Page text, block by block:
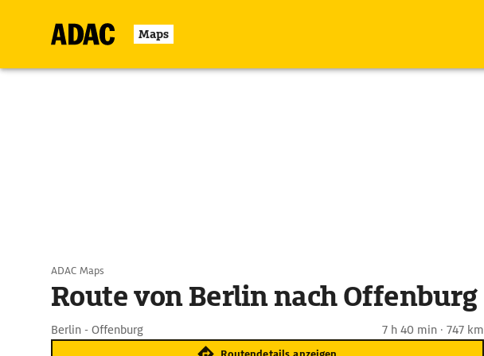
Maps
ADAC Maps
Route von Berlin nach Offenburg
Berlin - Offenburg 7 h 40 min · 747 km